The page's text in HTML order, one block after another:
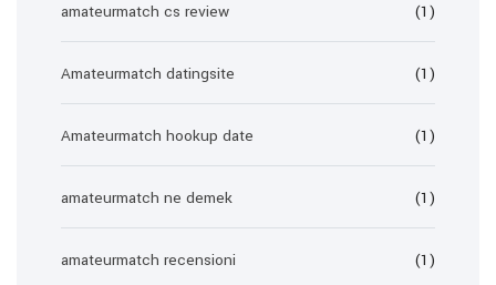
amateurmatch cs review (1)
Amateurmatch datingsite (1)
Amateurmatch hookup date (1)
amateurmatch ne demek (1)
amateurmatch recensioni (1)